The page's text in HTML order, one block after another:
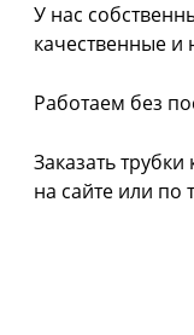
У нас
качественные и
Работаем без
Заказать
на сайте или по